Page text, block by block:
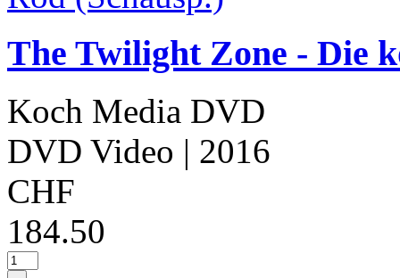
The Twilight Zone - Die
Koch Media DVD
DVD Video | 2016
CHF
184.50